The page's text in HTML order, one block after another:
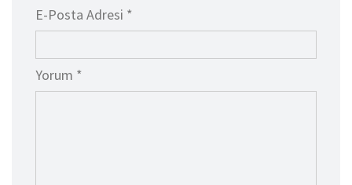
E-Posta Adresi *
Yorum *